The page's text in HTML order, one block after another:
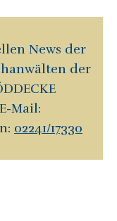
News der
der
Mail:
02241/17330